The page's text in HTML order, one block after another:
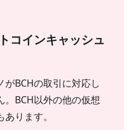
コインキャッシュ
BCHの取引に対応し
。BCH以外の他の仮想
ります。